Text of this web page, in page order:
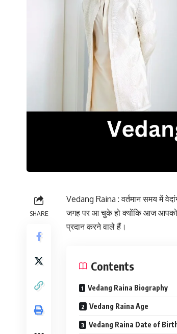
SHARE
Vedang Raina : वर्तमान समय में
जगह पर आ चुके हो क्योंकि आज आपको
प्रदान करने वाले हैं।
Contents
Vedang Raina Biography
Vedang Raina Age
Vedang Raina Date of